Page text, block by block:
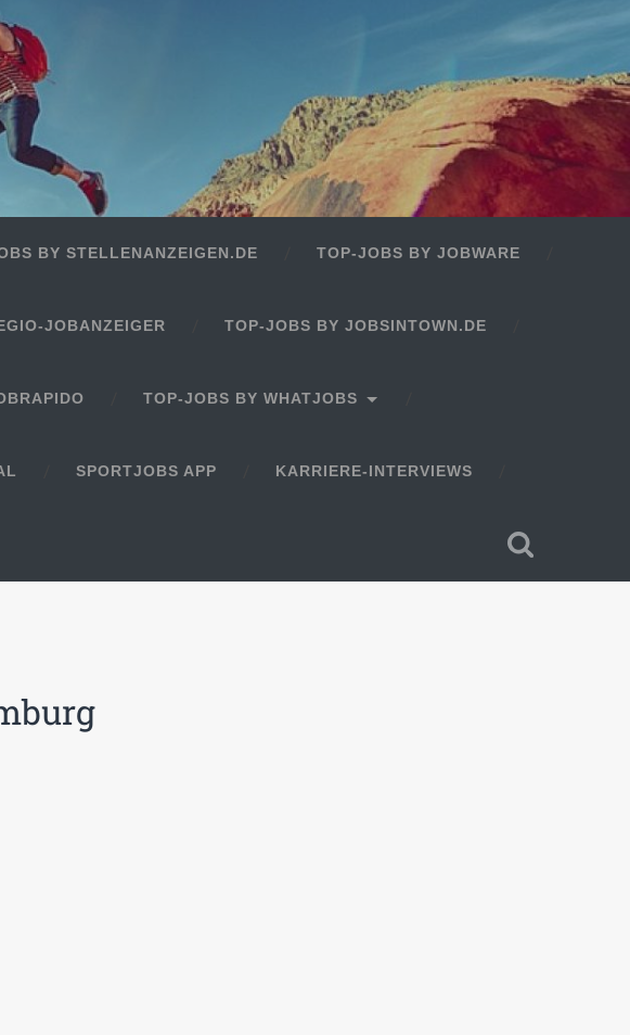
BY STELLENANZEIGEN.DE TOP-JOBS BY JOBWARE
JOBANZEIGER TOP-JOBS BY JOBSINTOWN.DE
TOP-JOBS BY WHATJOBS
SPORTJOBS APP KARRIERE-INTERVIEWS